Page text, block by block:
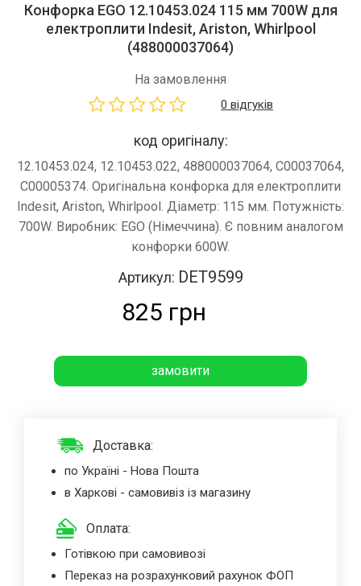
Конфорка EGO 12.10453.024 115 мм 700W для
електроплити Indesit, Ariston, Whirlpool
(488000037064)
На замовлення
0 відгуків
код оригіналу:
12.10453.024, 12.10453.022, 488000037064, C00037064,
C00005374. Оригінальна конфорка для електроплити
Indesit, Ariston, Whirlpool. Діаметр: 115 мм. Потужність:
700W. Виробник: EGO (Німеччина). Є повним аналогом
конфорки 600W.
Артикул: DET9599
825 грн
замовити
Доставка:
по Україні - Нова Пошта
в Харкові - самовивіз із магазину
Оплата:
Готівкою при самовивозі
Переказ на розрахунковий рахунок ФОП